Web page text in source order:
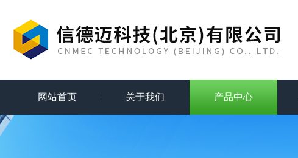
网站首页 关于我们 产品中心